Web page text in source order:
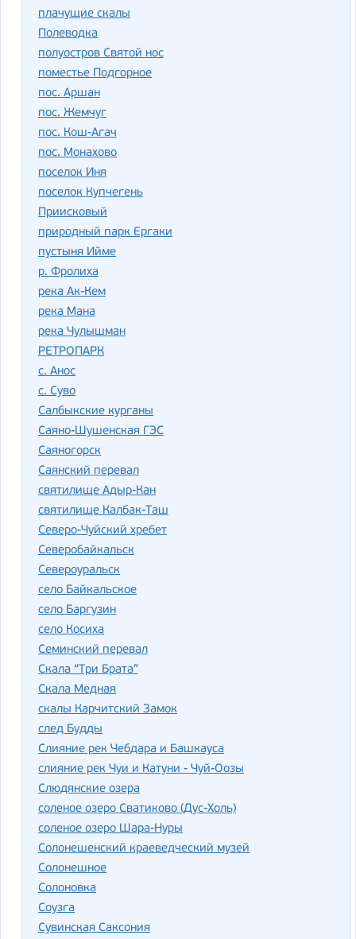
плачущие скалы
Полеводка
полуостров Святой нос
поместье Подгорное
пос. Аршан
пос. Жемчуг
пос. Кош-Агач
пос. Монахово
поселок Иня
поселок Купчегень
Приисковый
природный парк Ергаки
пустыня Ийме
р. Фролиха
река Ак-Кем
река Мана
река Чулышман
РЕТРОПАРК
с. Анос
с. Суво
Салбыкские курганы
Саяно-Шушенская ГЭС
Саяногорск
Саянский перевал
святилище Адыр-Кан
святилище Калбак-Таш
Северо-Чуйский хребет
Северобайкальск
Североуральск
село Байкальское
село Баргузин
село Косиха
Семинский перевал
Скала “Три Брата”
Скала Медная
скалы Карчитский Замок
след Будды
Слияние рек Чебдара и Башкауса
слияние рек Чуи и Катуни - Чуй-Оозы
Слюдянские озера
соленое озеро Сватиково (Дус-Холь)
соленое озеро Шара-Нуры
Солонешенский краеведческий музей
Солонешное
Солоновка
Соузга
Сувинская Саксония